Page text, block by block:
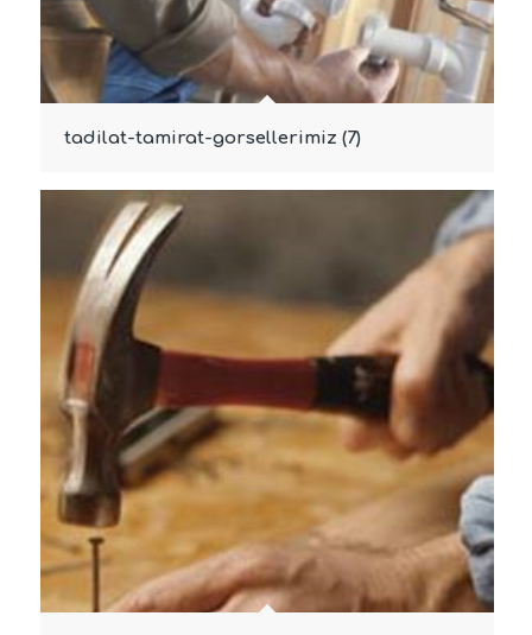
tadilat-tamirat-gorsellerimiz (7)